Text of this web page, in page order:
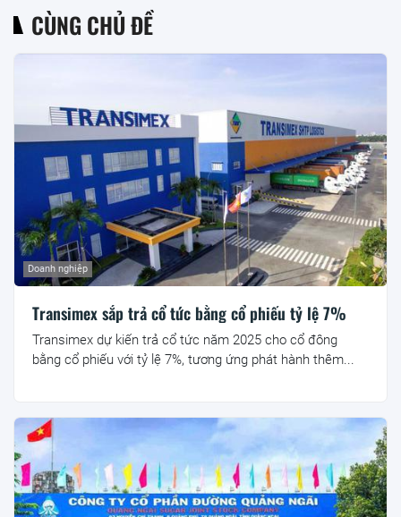
CÙNG CHỦ ĐỀ
Transimex sắp trả cổ tức bằng cổ phiếu tỷ lệ 7%
Doanh nghiệp
Transimex dự kiến trả cổ tức năm 2025 cho cổ đông
bằng cổ phiếu với tỷ lệ 7%, tương ứng phát hành thêm...